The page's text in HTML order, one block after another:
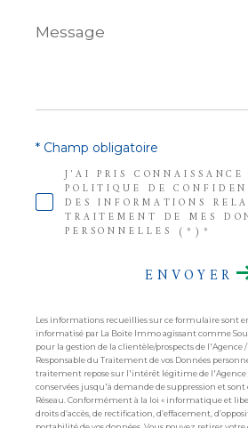
Message
*
J'AI PRIS
POLITIQUE DE
DES INFORMATIONS
TRAITEMENT DE MES
PERSONNELLES (*)*
* Champ obligatoire
ENVOYER
Les informations recueillies sur ce formulaire sont
informatisé par La Boite Immo agissant comme
pour la gestion de la clientèle/prospects de l'Agence
Responsable du Traitement de vos Données
traitement repose sur l'intérêt légitime de l'Agence /
conservées jusqu'à demande de suppression et sont
Réseau. Conformément à la loi « informatique et
droits d’accès, de rectification, d’effacement,